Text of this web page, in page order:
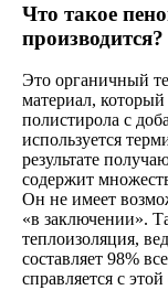
Что такое
производится?
Это органичный
материал,
полистирола с
используется
результате
содержит
Он не имеет
«в заключении».
теплоизоляция,
составляет 98%
справляется с